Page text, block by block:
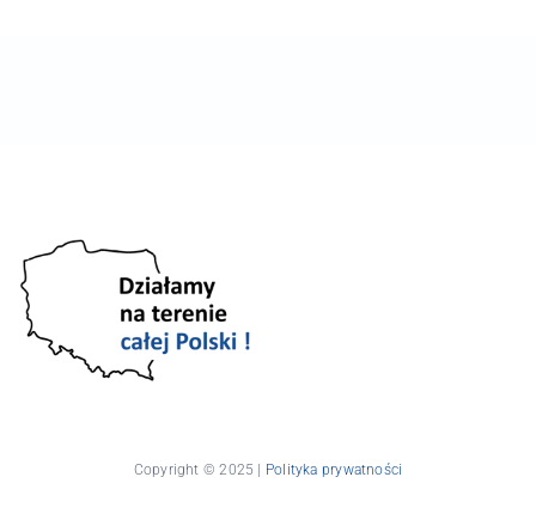
Copyright © 2025 | Polityka prywatności